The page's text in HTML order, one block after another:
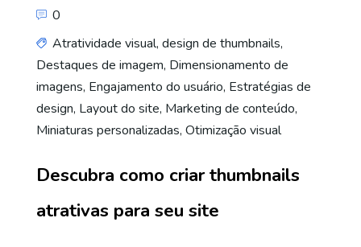
0
Atratividade visual, design de thumbnails,
Destaques de imagem, Dimensionamento de
imagens, Engajamento do usuário, Estratégias de
design, Layout do site, Marketing de conteúdo,
Miniaturas personalizadas, Otimização visual
Descubra como criar thumbnails
atrativas para seu site